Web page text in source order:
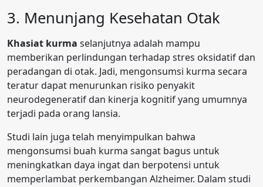
3. Menunjang Kesehatan Otak
Khasiat kurma selanjutnya adalah mampu
memberikan perlindungan terhadap stres oksidatif dan
peradangan di otak. Jadi, mengonsumsi kurma secara
teratur dapat menurunkan risiko penyakit
neurodegeneratif dan kinerja kognitif yang umumnya
terjadi pada orang lansia.
Studi lain juga telah menyimpulkan bahwa
mengonsumsi buah kurma sangat bagus untuk
meningkatkan daya ingat dan berpotensi untuk
memperlambat perkembangan Alzheimer. Dalam studi